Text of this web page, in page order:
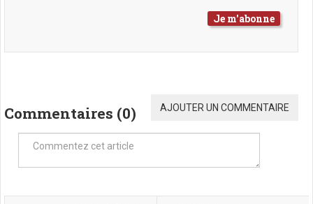
Je m'abonne
Commentaires (0) AJOUTER UN COMMENTAIRE